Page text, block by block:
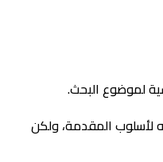
لموضوع البحث.
المقدمة، ولكن